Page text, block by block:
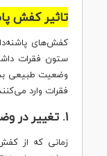
تاثیر کفش
کفش‌های
ستون فقرات
وضعیت طبیعی
فقرات وارد
۱. تغییر در وضعیت بدن
زمانی که از